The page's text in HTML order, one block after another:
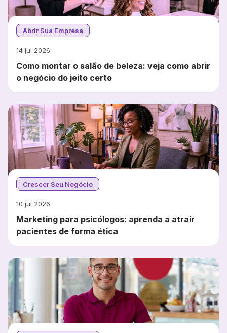
Abrir Sua Empresa
14 jul 2026
Como montar o salão de beleza: veja como abrir
o negócio do jeito certo
Crescer Seu Negócio
10 jul 2026
Marketing para psicólogos: aprenda a atrair
pacientes de forma ética